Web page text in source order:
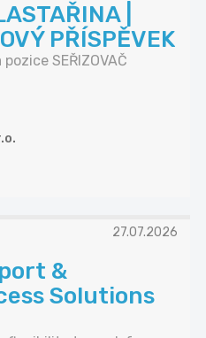
|
PŘÍSPĚVEK
SEŘIZOVAČ
27.07.2026
&
Solutions